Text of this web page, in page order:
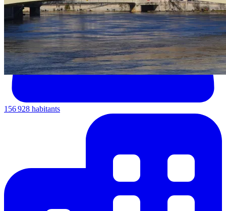
156 928 habitants